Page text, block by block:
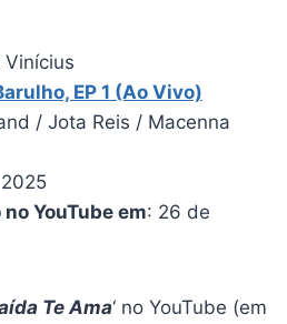
Vinícius
EP 1 (Ao Vivo)
/ Jota Reis / Macenna
YouTube em: 26 de
Te Ama‘ no YouTube (em